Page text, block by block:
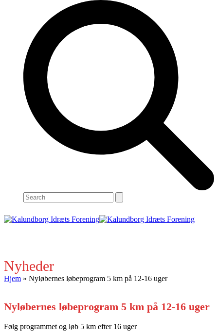
Search
Nyheder
Hjem » Nyløbernes løbeprogram 5 km på 12-16 uger
Nyløbernes løbeprogram 5 km på 12-16 uger
Følg programmet og løb 5 km efter 16 uger